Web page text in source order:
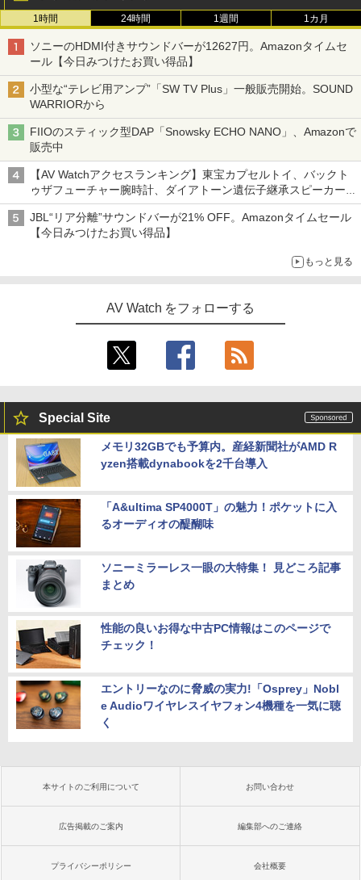
1時間 24時間 1週間 1カ月
ソニーのHDMI付きサウンドバーが12627円。Amazonタイムセ
ール【今日みつけたお買い得品】
小型な“テレビ用アンプ”「SW TV Plus」一般販売開始。SOUND
WARRIORから
FIIOのスティック型DAP「Snowsky ECHO NANO」、Amazonで
販売中
【AV Watchアクセスランキング】東宝カプセルトイ、バックト
ゥザフューチャー腕時計、ダイアトーン遺伝子継承スピーカー
('26年8月3日～9日)
JBL“リア分離”サウンドバーが21% OFF。Amazonタイムセール
【今日みつけたお買い得品】
もっと見る
AV Watch をフォローする
Special Site
メモリ32GBでも予算内。産経新聞社がAMD R
yzen搭載dynabookを2千台導入
「A&ultima SP4000T」の魅力！ポケットに入
るオーディオの醍醐味
ソニーミラーレス一眼の大特集！ 見どころ記事
まとめ
性能の良いお得な中古PC情報はこのページで
チェック！
エントリーなのに脅威の実力!「Osprey」Nobl
e Audioワイヤレスイヤフォン4機種を一気に聴
く
本サイトのご利用について お問い合わせ
広告掲載のご案内 編集部へのご連絡
プライバシーポリシー 会社概要